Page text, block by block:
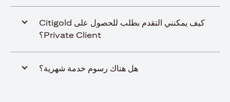
كيف يمكنني التقدم بطلب للحصول على Citigold
Private Client؟
هل هناك رسوم خدمة شهرية؟